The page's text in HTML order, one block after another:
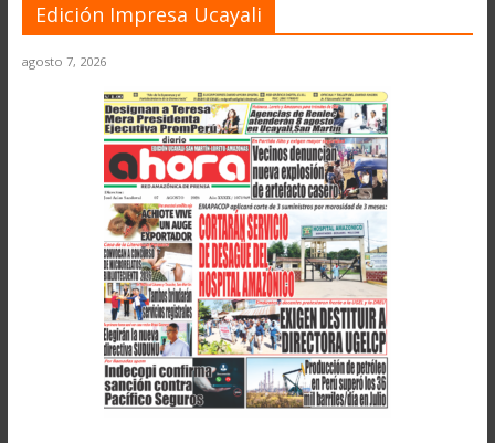
Edición Impresa Ucayali
agosto 7, 2026